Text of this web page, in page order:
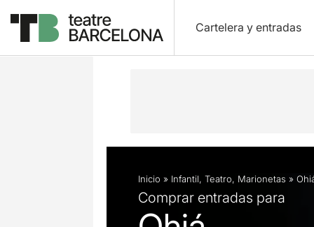
Cartelera y entradas
Descripción Ficha artística
Inicio » Infantil, Teatro, Marionetas »
Comprar entradas para